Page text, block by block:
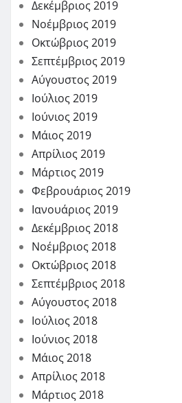
Δεκέμβριος 2019
Νοέμβριος 2019
Οκτώβριος 2019
Σεπτέμβριος 2019
Αύγουστος 2019
Ιούλιος 2019
Ιούνιος 2019
Μάιος 2019
Απρίλιος 2019
Μάρτιος 2019
Φεβρουάριος 2019
Ιανουάριος 2019
Δεκέμβριος 2018
Νοέμβριος 2018
Οκτώβριος 2018
Σεπτέμβριος 2018
Αύγουστος 2018
Ιούλιος 2018
Ιούνιος 2018
Μάιος 2018
Απρίλιος 2018
Μάρτιος 2018